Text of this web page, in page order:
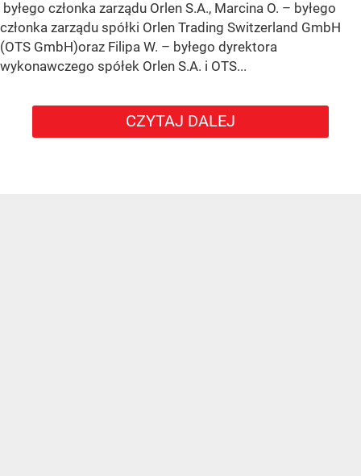
byłego członka zarządu Orlen S.A., Marcina O. – byłego
członka zarządu spółki Orlen Trading Switzerland GmbH
(OTS GmbH)oraz Filipa W. – byłego dyrektora
wykonawczego spółek Orlen S.A. i OTS...
CZYTAJ DALEJ